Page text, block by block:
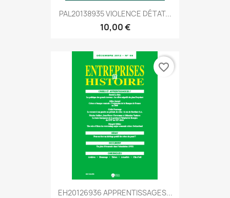
PAL20138935 VIOLENCE DÉTAT...
10,00 €
EH20126936 APPRENTISSAGES...
favorite_border